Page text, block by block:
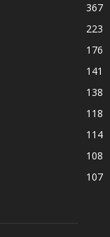
367
223
176
141
138
118
114
108
107